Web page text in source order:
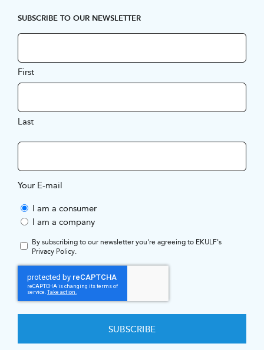
SUBSCRIBE TO OUR NEWSLETTER
First
Last
Your E-mail
I am a consumer
I am a company
By subscribing to our newsletter you're agreeing to EKULF's
Privacy Policy.